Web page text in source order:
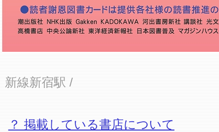
新線新宿駅 /
？ 掲載している書店について